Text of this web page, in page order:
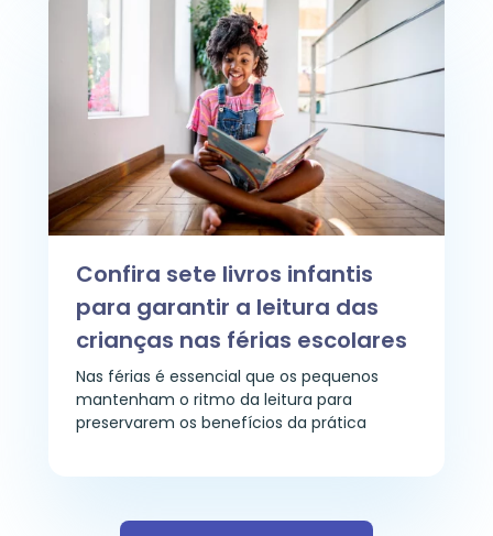
Confira sete livros infantis
para garantir a leitura das
crianças nas férias escolares
Nas férias é essencial que os pequenos
mantenham o ritmo da leitura para
preservarem os benefícios da prática